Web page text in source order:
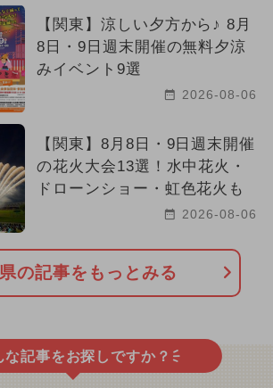
【関東】涼しい夕方から♪ 8月
8日・9日週末開催の無料夕涼
みイベント9選
2026-08-06
【関東】8月8日・9日週末開催
の花火大会13選！水中花火・
ドローンショー・虹色花火も
2026-08-06
の記事をもっとみる
な記事をお探しですか？